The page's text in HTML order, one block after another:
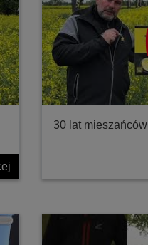
30 lat mieszańców